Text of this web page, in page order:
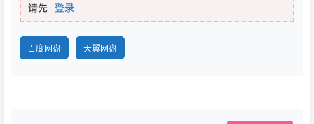
请先 登录
百度网盘 天翼网盘